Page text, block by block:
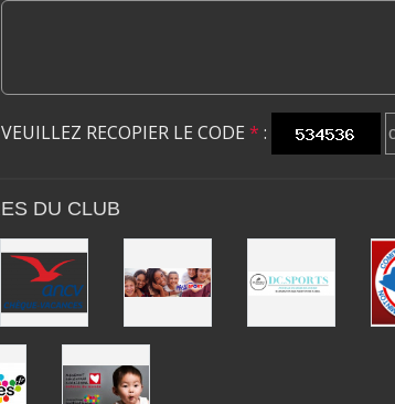
VEUILLEZ RECOPIER LE CODE * :
DU CLUB